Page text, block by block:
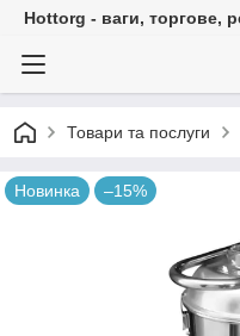
Hottorg - ваги, торгове,
Товари та послуги
Новинка –15%